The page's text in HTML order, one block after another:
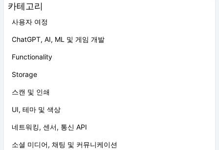
카테고리
사용자 여정
ChatGPT, AI, ML 및 게임 개발
Functionality
Storage
스캔 및 인쇄
UI, 테마 및 색상
네트워킹, 센서, 통신 API
소셜 미디어, 채팅 및 커뮤니케이션